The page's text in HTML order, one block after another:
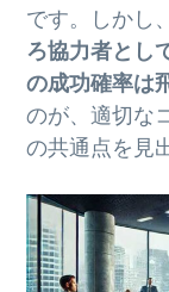
です。しかし
ろ協力者とし
の成功確率は
のが、適切な
の共通点を見